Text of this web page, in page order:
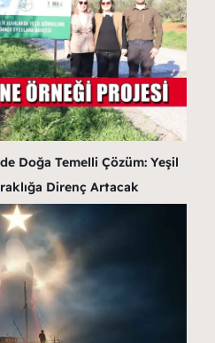
Doğa Temelli Çözüm: Yeşil
Direnç Artacak